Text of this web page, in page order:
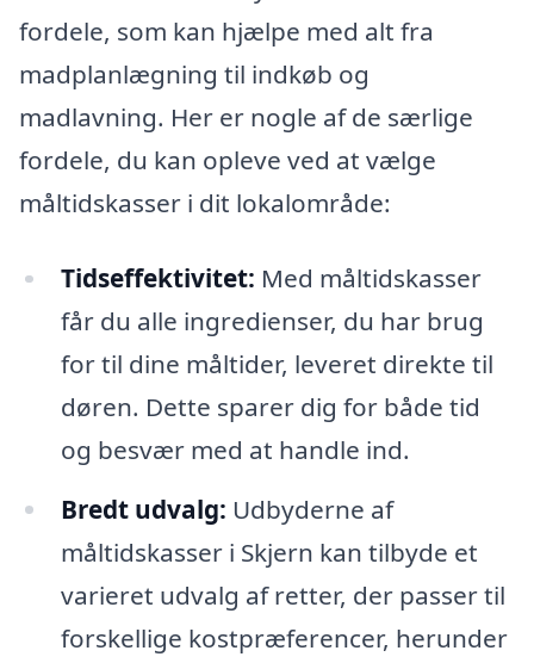
fordele, som kan hjælpe med alt fra
madplanlægning til indkøb og
madlavning. Her er nogle af de særlige
fordele, du kan opleve ved at vælge
måltidskasser i dit lokalområde:
Tidseffektivitet: Med måltidskasser
får du alle ingredienser, du har brug
for til dine måltider, leveret direkte til
døren. Dette sparer dig for både tid
og besvær med at handle ind.
Bredt udvalg: Udbyderne af
måltidskasser i Skjern kan tilbyde et
varieret udvalg af retter, der passer til
forskellige kostpræferencer, herunder